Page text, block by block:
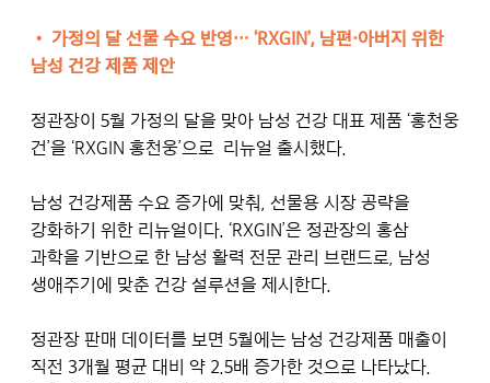
• 가정의 달 선물 수요 반영… ‘RXGIN’, 남편·아버지 위한
남성 건강 제품 제안
정관장이 5월 가정의 달을 맞아 남성 건강 대표 제품 ‘홍천웅
건’을 ‘RXGIN 홍천웅’으로 리뉴얼 출시했다.
남성 건강제품 수요 증가에 맞춰, 선물용 시장 공략을
강화하기 위한 리뉴얼이다. ‘RXGIN’은 정관장의 홍삼
과학을 기반으로 한 남성 활력 전문 관리 브랜드로, 남성
생애주기에 맞춘 건강 설루션을 제시한다.
정관장 판매 데이터를 보면 5월에는 남성 건강제품 매출이
직전 3개월 평균 대비 약 2.5배 증가한 것으로 나타났다.